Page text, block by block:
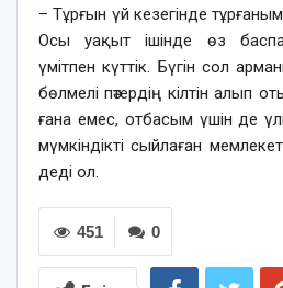
– Тұрғын үй кезегінде
Осы уақыт ішінде өз
үмітпен күттік. Бүгін сол
бөлмелі пәтердің кілтін алып
ғана емес, отбасым үшін де
мүмкіндікті сыйлаған
деді ол.
0
451